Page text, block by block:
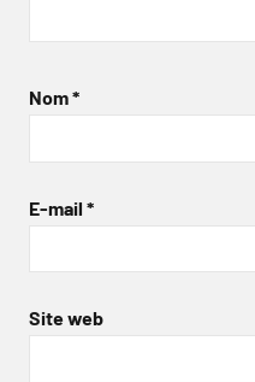
Nom*
E-mail *
Site web